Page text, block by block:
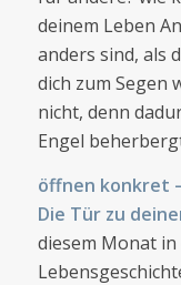
deinem Leben
anders sind, als
dich zum Segen
nicht, denn
Engel
öffnen konkret
Die Tür zu
diesem Monat